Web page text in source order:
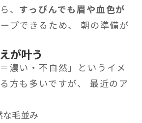
、 すっぴんでも眉や血色が
プできるため、 朝の準備が
が叶う
濃い・不自然」というイメ
方も多いですが、 最近のア
な毛並み